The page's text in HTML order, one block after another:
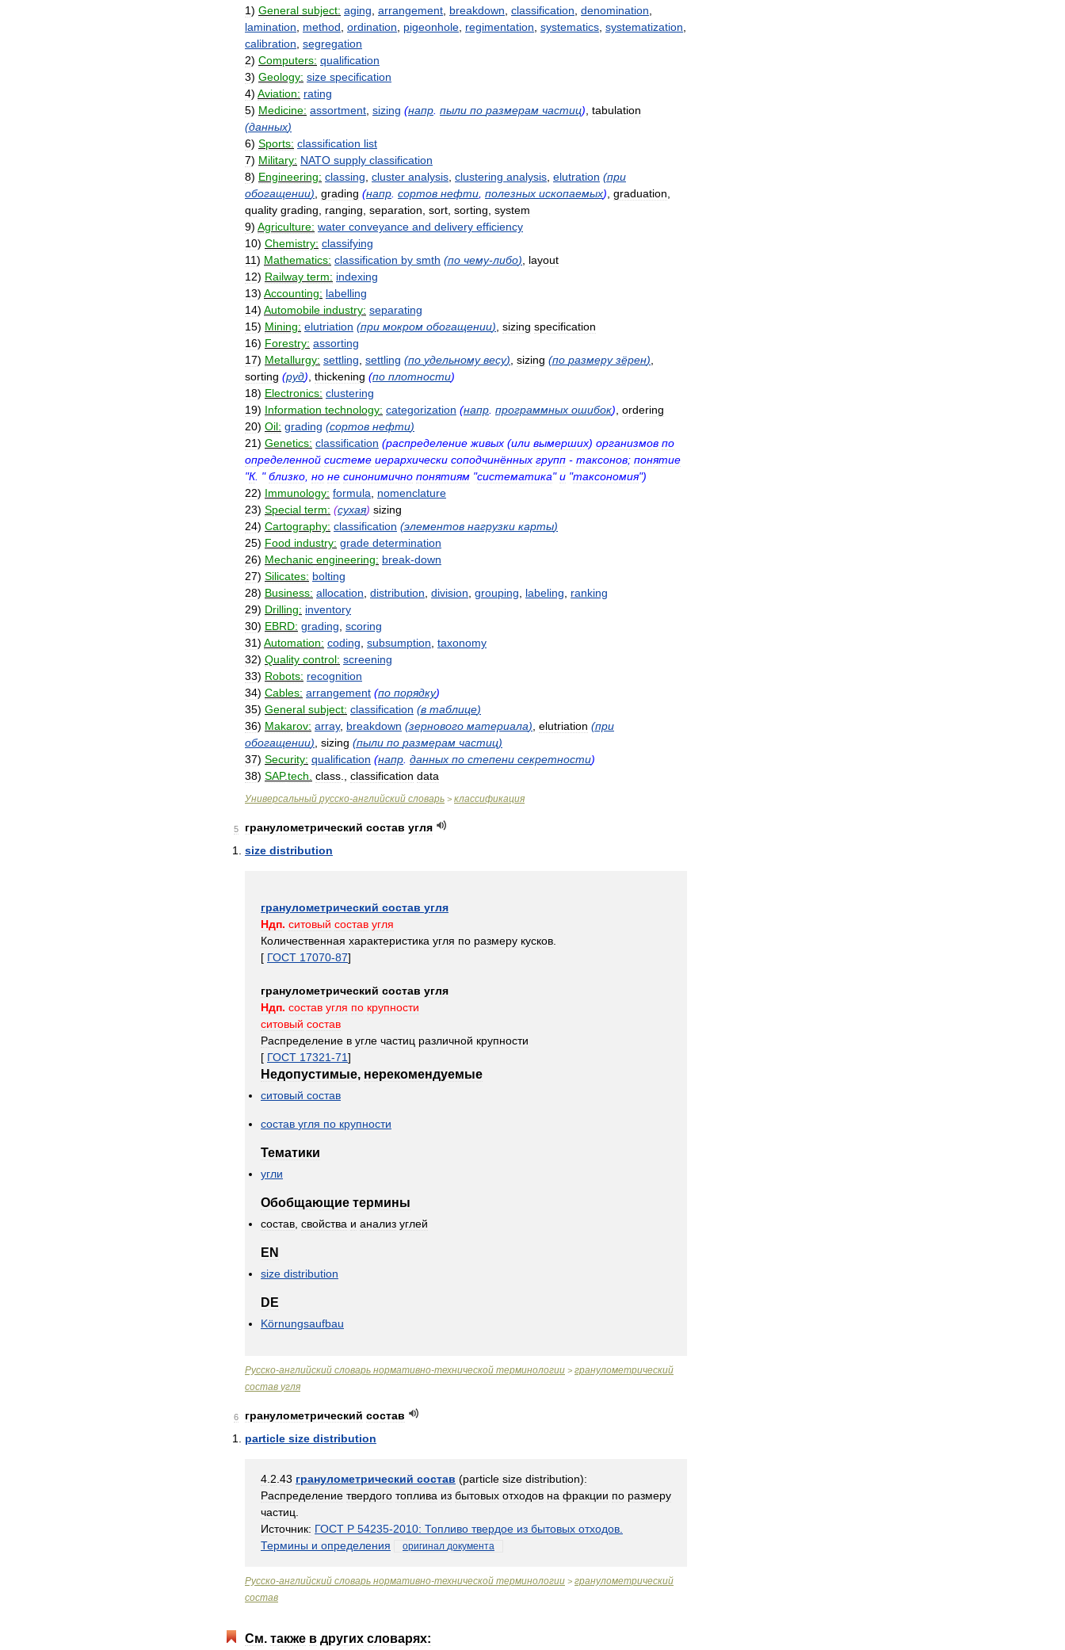
1) General subject: aging arrangement breakdown classification denomination
lamination
method ordination pigeonhole regimentation systematics systematization
calibration segregation
2) Computers: qualification
3) Geology: size specification
4) Aviation: rating
5) Medicine: assortment sizing (напр пыли по размерам частиц) tabulation
(данных)
6) Sports: classification list
7) Military: NATO supply classification
8) Engineering: classing cluster analysis clustering analysis elutration (при
обогащении) grading (напр сортов нефти полезных ископаемых) graduation
quality grading ranging separation sort sorting system
9) Agriculture: water conveyance and delivery efficiency
10) Chemistry: classifying
11) Mathematics: classification by smth (по чему-либо)
layout
12) Railway term: indexing
13) Accounting: labelling
14) Automobile industry: separating
15) Mining: elutriation (при мокром обогащении) sizing specification
16) Forestry: assorting
17) Metallurgy: settling settling (по удельному весу) sizing (по размеру зёрен)
sorting (руд) thickening (по плотности)
18) Electronics: clustering
19) Information technology: categorization (напр программных ошибок) ordering
20) Oil: grading (сортов нефти)
21) Genetics: classification (распределение живых (или вымерших) организмов по
определенной системе иерархически соподчинённых групп - таксонов; понятие
"К. "близко но не синонимично понятиям "систематика"и "таксономия")
22) Immunology: formula
nomenclature
23) Special term: (сухая) sizing
24) Cartography: classification (элементов нагрузки карты)
25) Food industry: grade determination
26) Mechanic engineering: break-down
27) Silicates: bolting
28) Business: allocation distribution division grouping labeling
ranking
29) Drilling: inventory
30) EBRD: grading scoring
31) Automation: coding subsumption taxonomy
32) Quality control: screening
33) Robots: recognition
34) Cables: arrangement (по порядку)
35) General subject: classification (в таблице)
36) Makarov: array, breakdown (зернового материала) elutriation (при
обогащении) sizing (пыли по размерам частиц)
37) Security: qualification (напр данных по степени секретности)
38) SAP.tech class classification data
Универсальный русско-английский словарь > классификация
5 гранулометрический состав угля
size distribution
гранулометрический состав угля
Ндп. ситовый состав угля
Количественная характеристика угля по размеру кусков
[ ГОСТ 17070-87]
гранулометрический состав угля
Ндп. состав угля по крупности
ситовый состав
Распределение в угле частиц различной крупности
[ ГОСТ 17321-71]
Недопустимые, нерекомендуемые
ситовый состав
состав угля по крупности
Тематики
угли
Обобщающие термины
состав свойства и анализ углей
EN
size distribution
DE
Körnungsaufbau
Русско-английский словарь нормативно-технической терминологии > гранулометрический
состав угля
6 гранулометрический состав
particle size distribution
4 2 43 гранулометрический состав (particle size distribution):
Распределение твердого топлива из бытовых отходов на фракции по размеру
частиц
Источник: ГОСТ Р 54235-2010: Топливо твердое из бытовых отходов
Термины и определения оригинал документа
Русско-английский словарь нормативно-технической терминологии > гранулометрический
состав
См. также в других словарях: